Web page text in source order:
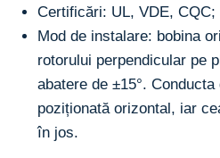
Certificări: UL, VDE, CQC;
Mod de instalare: bobina
rotorului perpendicular pe
abatere de ±15°.
poziționată orizontal, iar
în jos.